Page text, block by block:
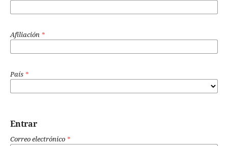
Afiliación *
País *
Entrar
Correo electrónico *